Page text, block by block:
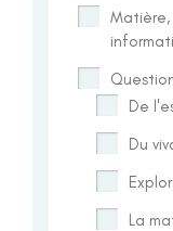
Matière,
De
Du
La